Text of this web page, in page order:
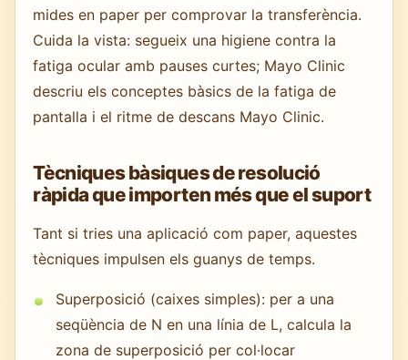
mides en paper per comprovar la transferència.
Cuida la vista: segueix una higiene contra la
fatiga ocular amb pauses curtes; Mayo Clinic
descriu els conceptes bàsics de la fatiga de
pantalla i el ritme de descans Mayo Clinic.
Tècniques bàsiques de resolució
ràpida que importen més que el suport
Tant si tries una aplicació com paper, aquestes
tècniques impulsen els guanys de temps.
Superposició (caixes simples): per a una
seqüència de N en una línia de L, calcula la
zona de superposició per col·locar